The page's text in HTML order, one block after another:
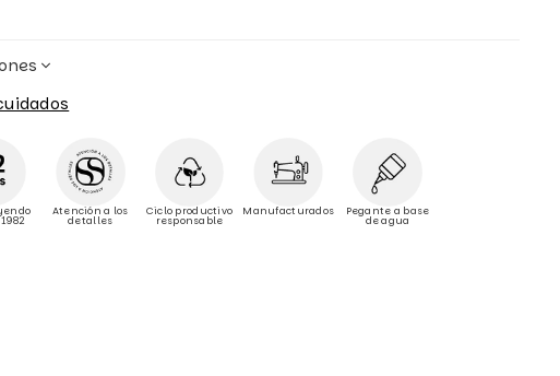
Atención a los
detalles
Ciclo productivo
responsable
Manufacturados Pegante a base
de agua